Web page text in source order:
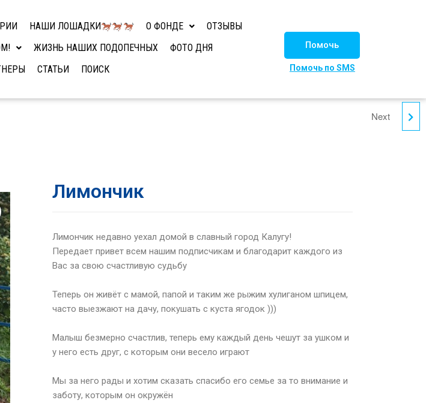
НАШИ ЛОШАДКИ О ФОНДЕ
ОТЗЫВЫ
ЖИЗНЬ НАШИХ ПОДОПЕЧНЫХ
ФОТО ДНЯ
СТАТЬИ ПОИСК
Помочь
Помочь по SMS
Next
Лимончик
Лимончик недавно уехал домой в славный город Калугу!
Передает привет всем нашим подписчикам и благодарит каждого из
Вас за свою счастливую судьбу
Теперь он живёт с мамой, папой и таким же рыжим хулиганом шпицем,
часто выезжают на дачу, покушать с куста ягодок )))
Малыш безмерно счастлив, теперь ему каждый день чешут за ушком и
у него есть друг, с которым они весело играют
Мы за него рады и хотим сказать спасибо его семье за то внимание и
заботу, которым он окружён